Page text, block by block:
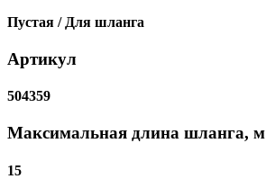
Пустая / Для шланга
Артикул
504359
Максимальная длина шланга, м
15